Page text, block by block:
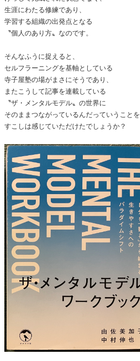
生涯にわたる修練であり、
学習する組織の出発点となる
〝個人のあり方〟なのです。
そんなふうに捉えると、
セルフラーニングを基軸としている
寺子屋塾の場がまさにそうであり、
またこうして記事を連載している
〝ザ・メンタルモデル〟の世界に
そのままつながっているんだっていうことを
すこしは感じていただけたでしょうか？